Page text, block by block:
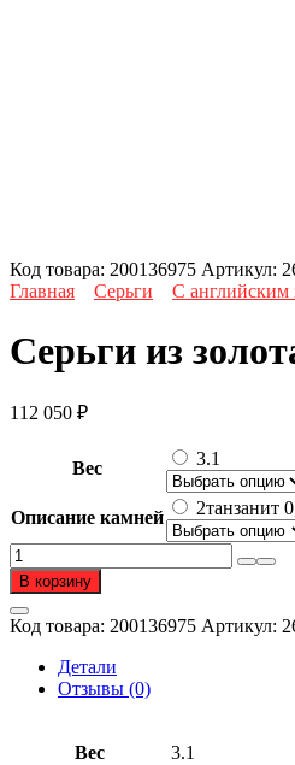
Код товара: 200136975 Артикул:
Главная
Серьги С английским
Серьги из
112 050 ₽
Вес 3.1
Описание камней
2танзанит
Количество
товара
Серьги
из
золота
пробы
В корзину
Код товара: 200136975 Артикул:
Детали
Отзывы (0)
Вес 3.1